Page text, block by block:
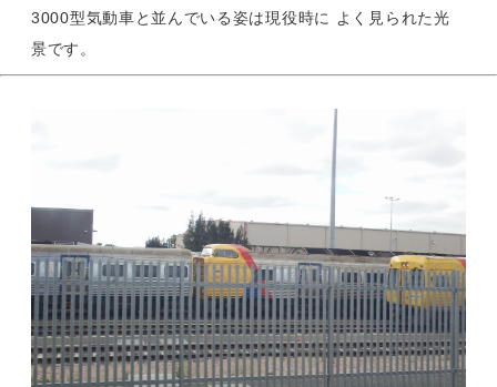
3000型気動車と並んでいる姿は現役時に よく見られた光
景です。